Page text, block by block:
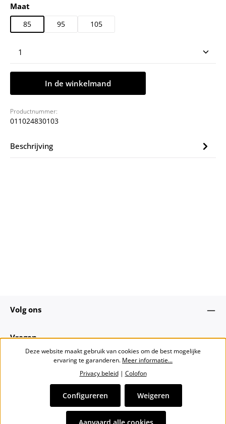
Selecteer
Maat
85 95 105
Producthoeveelheid: Voer de gewenste
In de winkelmand
Productnummer:
011024830103
Beschrijving
Volg ons
Vragen
Alle prijzen incl. btw plusverzendkosten
Deze website maakt gebruik van cookies om de best mogelijke
ervaring te garanderen. Meer informatie...
Privacy beleid| Colofon
Weigeren
Configureren